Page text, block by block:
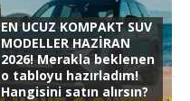
EN UCUZ KOMPAKT SUV
MODELLER HAZİRAN
2026! Merakla beklenen
o tabloyu hazırladım!
Hangisini satın alırsın?